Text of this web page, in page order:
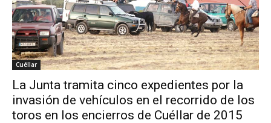
Cuéllar
La Junta tramita cinco expedientes por la
invasión de vehículos en el recorrido de los
toros en los encierros de Cuéllar de 2015